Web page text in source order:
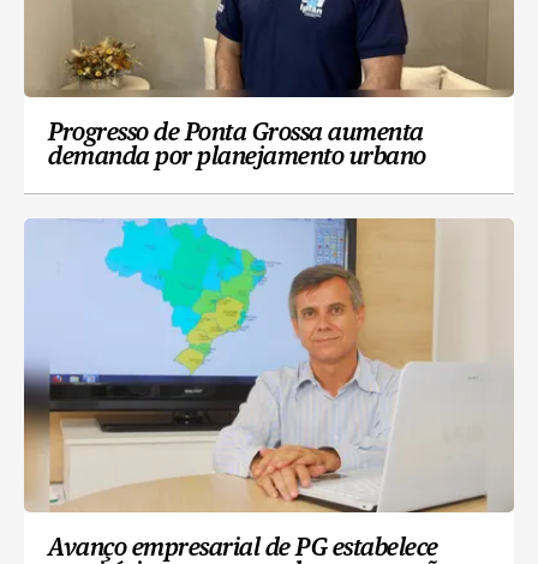
Progresso de Ponta Grossa aumenta
demanda por planejamento urbano
Avanço empresarial de PG estabelece